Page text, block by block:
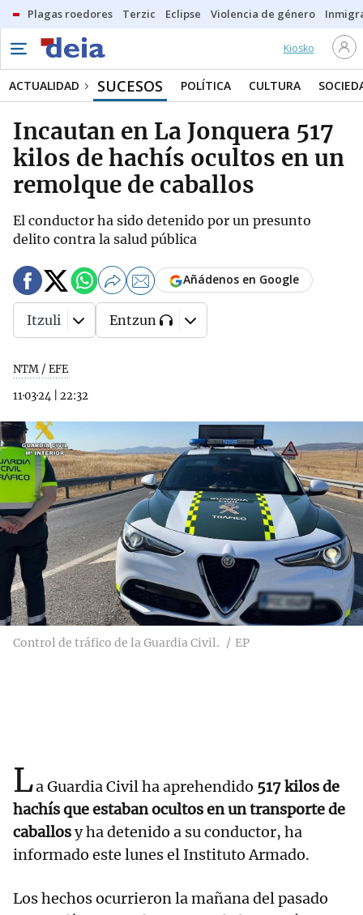
Plagas roedores Terzic Eclipse Violencia de género
Kiosko
ACTUALIDAD SUCESOS POLÍTICA CULTURA
Incautan en La Jonquera 517
kilos de hachís ocultos en un
remolque de caballos
El conductor ha sido detenido por un presunto
delito contra la salud pública
NTM / EFE
11·03·24
22:32
Añádenos en Google
Itzuli Entzun
Control de tráfico de la Guardia Civil. EP
La Guardia Civil ha aprehendido 517 kilos de
hachís que estaban ocultos en un transporte de
caballosy ha detenido a su conductor, ha
informado este lunes el Instituto Armado.
Los hechos ocurrieron la mañana del pasado